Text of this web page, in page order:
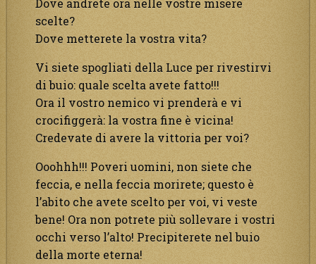
Dove andrete ora nelle vostre misere
scelte?
Dove metterete la vostra vita?
Vi siete spogliati della Luce per rivestirvi
di buio: quale scelta avete fatto!!!
Ora il vostro nemico vi prenderà e vi
crocifiggerà: la vostra fine è vicina!
Credevate di avere la vittoria per voi?
Ooohhh!!! Poveri uomini, non siete che
feccia, e nella feccia morirete; questo è
l’abito che avete scelto per voi, vi veste
bene! Ora non potrete più sollevare i vostri
occhi verso l’alto! Precipiterete nel buio
della morte eterna!